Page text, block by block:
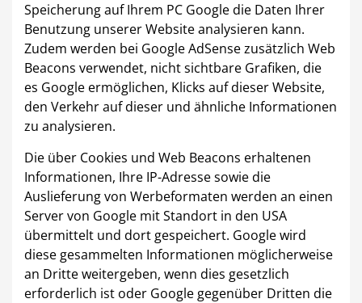
Speicherung auf Ihrem PC Google die Daten Ihrer
Benutzung unserer Website analysieren kann.
Zudem werden bei Google AdSense zusätzlich Web
Beacons verwendet, nicht sichtbare Grafiken, die
es Google ermöglichen, Klicks auf dieser Website,
den Verkehr auf dieser und ähnliche Informationen
zu analysieren.
Die über Cookies und Web Beacons erhaltenen
Informationen, Ihre IP-Adresse sowie die
Auslieferung von Werbeformaten werden an einen
Server von Google mit Standort in den USA
übermittelt und dort gespeichert. Google wird
diese gesammelten Informationen möglicherweise
an Dritte weitergeben, wenn dies gesetzlich
erforderlich ist oder Google gegenüber Dritten die